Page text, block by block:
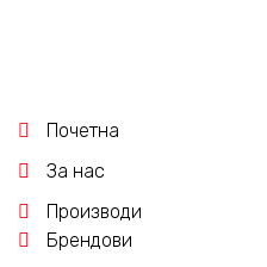
Почетна
За нас
Производи
Брендови